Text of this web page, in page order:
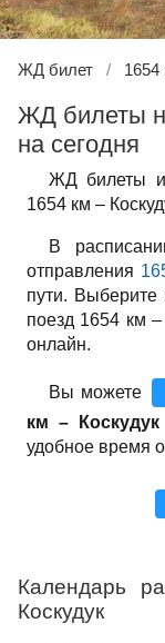
ЖД билет 1654
ЖД билеты
на сегодня
ЖД билеты и
1654 км –
В
отправления
пути. Выберите
поезд 1654 км –
онлайн.
Вы можете
км – Коскудук
удобное время
Календарь
Коскудук